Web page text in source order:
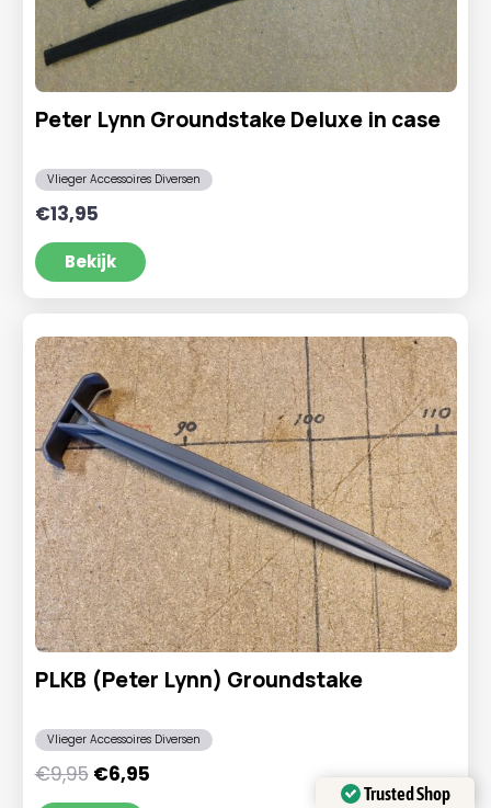
Peter Lynn Groundstake Deluxe in case
Vlieger Accessoires Diversen
€13,95
Bekijk
PLKB (Peter Lynn) Groundstake
Vlieger Accessoires Diversen
€9,95 Oorspronkelijke
prijs
€6,95Huidige
Trusted Shop